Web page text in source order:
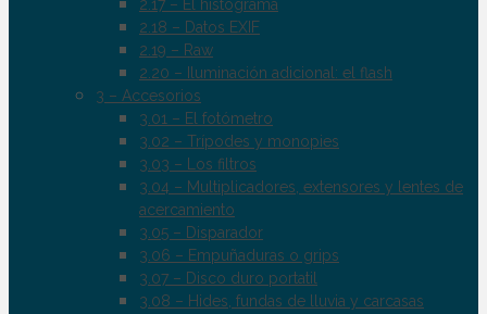
2.17 – El histograma
2.18 – Datos EXIF
2.19 – Raw
2.20 – Iluminación adicional: el flash
3 – Accesorios
3.01 – El fotómetro
3.02 – Trípodes y monopies
3.03 – Los filtros
3.04 – Multiplicadores, extensores y lentes de
acercamiento
3.05 – Disparador
3.06 – Empuñaduras o grips
3.07 – Disco duro portatil
3.08 – Hides, fundas de lluvia y carcasas